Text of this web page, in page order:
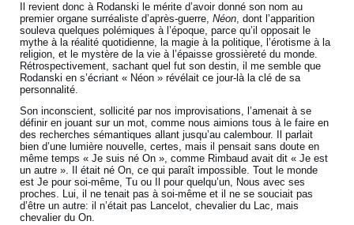
Il revient donc à Rodanski le mérite d’avoir donné son nom au
premier organe surréaliste d’après-guerre,Néon, dont l’apparition
souleva quelques polémiques à l’époque, parce qu’il opposait le
mythe à la réalité quotidienne, la magie à la politique, l’érotisme à la
religion, et le mystère de la vie à l’épaisse grossièreté du monde.
Rétrospectivement, sachant quel fut son destin, il me semble que
Rodanski en s’écriant « Néon » révélait ce jour-là la clé de sa
personnalité.
Son inconscient, sollicité par nos improvisations, l’amenait à se
définir en jouant sur un mot, comme nous aimions tous à le faire en
des recherches sémantiques allant jusqu’au calembour. Il parlait
bien d’une lumière nouvelle, certes, mais il pensait sans doute en
même temps « Je suis né On », comme Rimbaud avait dit « Je est
un autre ». Il était né On, ce qui paraît impossible. Tout le monde
est Je pour soi-même, Tu ou Il pour quelqu’un, Nous avec ses
proches. Lui, il ne tenait pas à soi-même et il ne se souciait pas
d’être un autre: il n’était pas Lancelot, chevalier du Lac, mais
chevalier du On.